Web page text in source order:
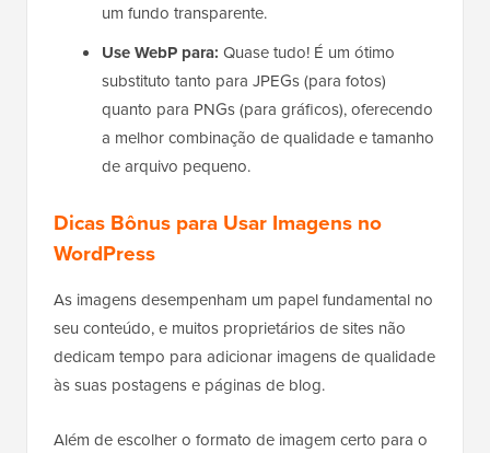
um fundo transparente.
Use WebP para: Quase tudo! É um ótimo
substituto tanto para JPEGs (para fotos)
quanto para PNGs (para gráficos), oferecendo
a melhor combinação de qualidade e tamanho
de arquivo pequeno.
Dicas Bônus para Usar Imagens no
WordPress
As imagens desempenham um papel fundamental no
seu conteúdo, e muitos proprietários de sites não
dedicam tempo para adicionar imagens de qualidade
às suas postagens e páginas de blog.
Além de escolher o formato de imagem certo para o